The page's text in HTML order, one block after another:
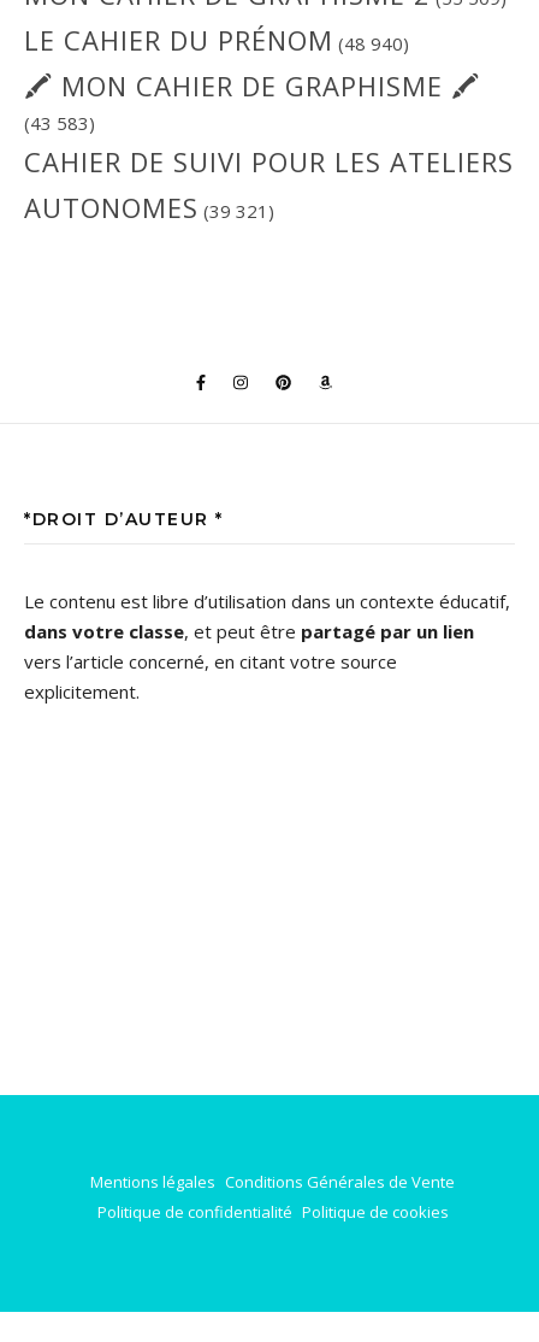
LE CAHIER DU PRÉNOM (48 940)
🖍 MON CAHIER DE GRAPHISME 🖍
(43 583)
CAHIER DE SUIVI POUR LES ATELIERS
AUTONOMES (39 321)
*DROIT D’AUTEUR *
Le contenu est libre d’utilisation dans un contexte éducatif,
dans votre classe, et peut être partagé par un lien
vers l’article concerné, en citant votre source
explicitement.
Mentions légales Conditions Générales de Vente
Politique de confidentialité Politique de cookies